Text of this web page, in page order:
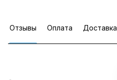
Отзывы Оплата Доставка